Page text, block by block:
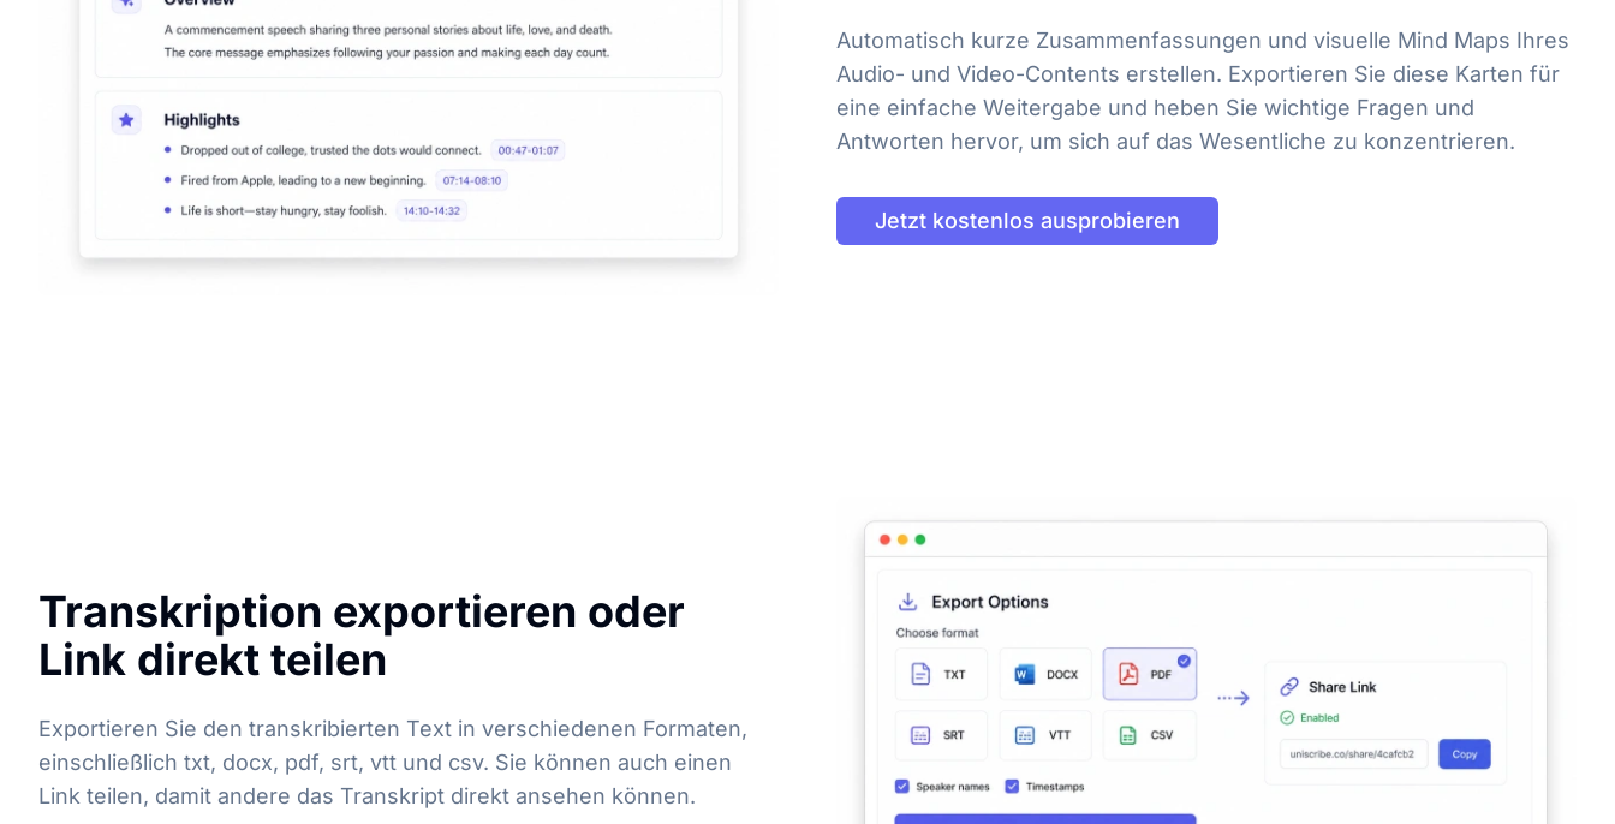
Automatisch kurze Zusammenfassungen und visuelle Mind Maps Ihres
Audio- und Video-Contents erstellen. Exportieren Sie diese Karten für
eine einfache Weitergabe und heben Sie wichtige Fragen und
Antworten hervor, um sich auf das Wesentliche zu konzentrieren.
Jetzt kostenlos ausprobieren
Transkription exportieren oder
Link direkt teilen
Exportieren Sie den transkribierten Text in verschiedenen Formaten,
einschließlich txt, docx, pdf, srt, vtt und csv. Sie können auch einen
Link teilen, damit andere das Transkript direkt ansehen können.